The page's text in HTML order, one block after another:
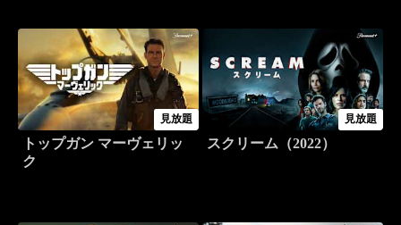
見放題
トップガン マーヴェリッ
ク
見放題
スクリーム（2022）